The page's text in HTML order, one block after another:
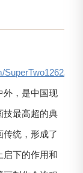
SuperTwo1262/
外，是中国现
技最高超的典
传统，形成了
启下的作用和